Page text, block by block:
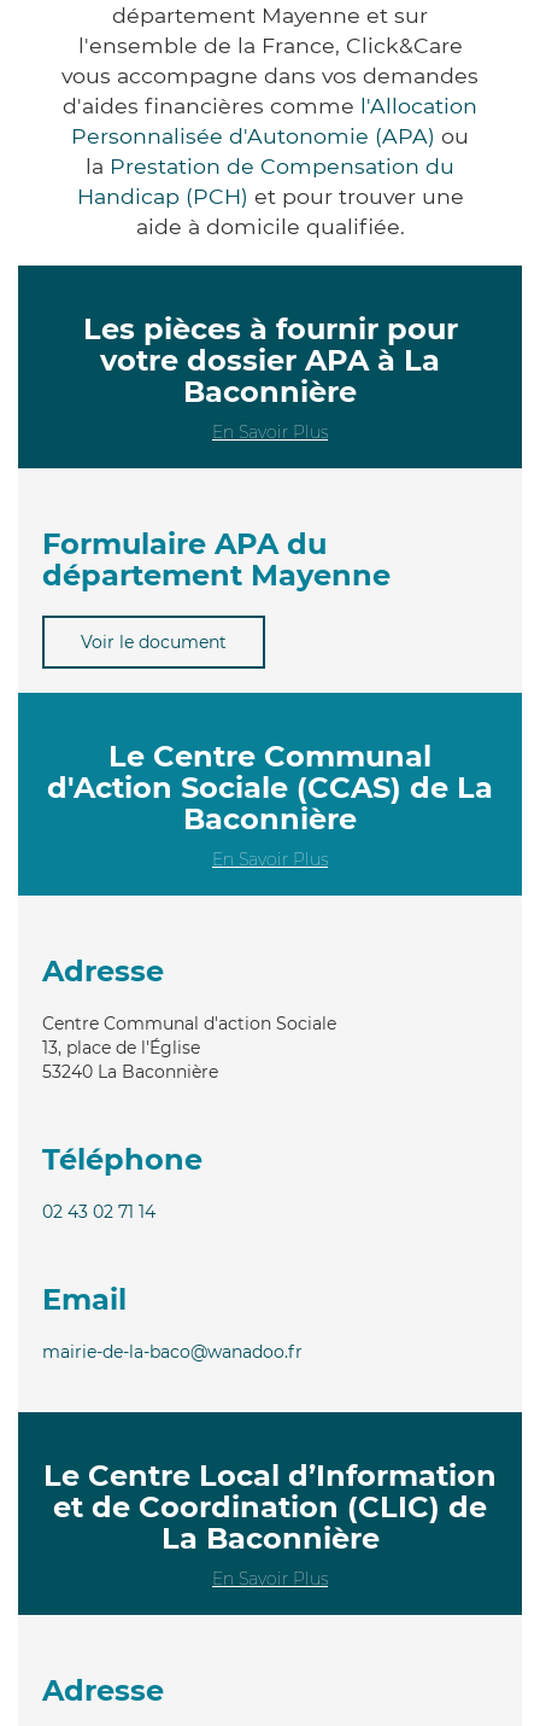
département Mayenne et sur
l'ensemble de la France, Click&Care
vous accompagne dans vos demandes
d'aides financières comme l'Allocation
Personnalisée d'Autonomie (APA) ou
la Prestation de Compensation du
Handicap (PCH) et pour trouver une
aide à domicile qualifiée.
Les pièces à fournir pour
votre dossier APA à La
Baconnière
En Savoir Plus
Formulaire APA du
département Mayenne
Voir le document
Le Centre Communal
d'Action Sociale (CCAS) de La
Baconnière
En Savoir Plus
Adresse
Centre Communal d'action Sociale
13, place de l'Église
53240 La Baconnière
Téléphone
02 43 02 71 14
Email
mairie-de-la-baco@wanadoo.fr
Le Centre Local d’Information
et de Coordination (CLIC) de
La Baconnière
En Savoir Plus
Adresse